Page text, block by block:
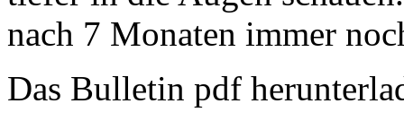
nach 7 Monaten immer
Das Bulletin pdf